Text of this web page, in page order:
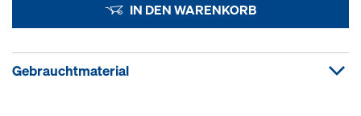
IN DEN WARENKORB
Gebrauchtmaterial